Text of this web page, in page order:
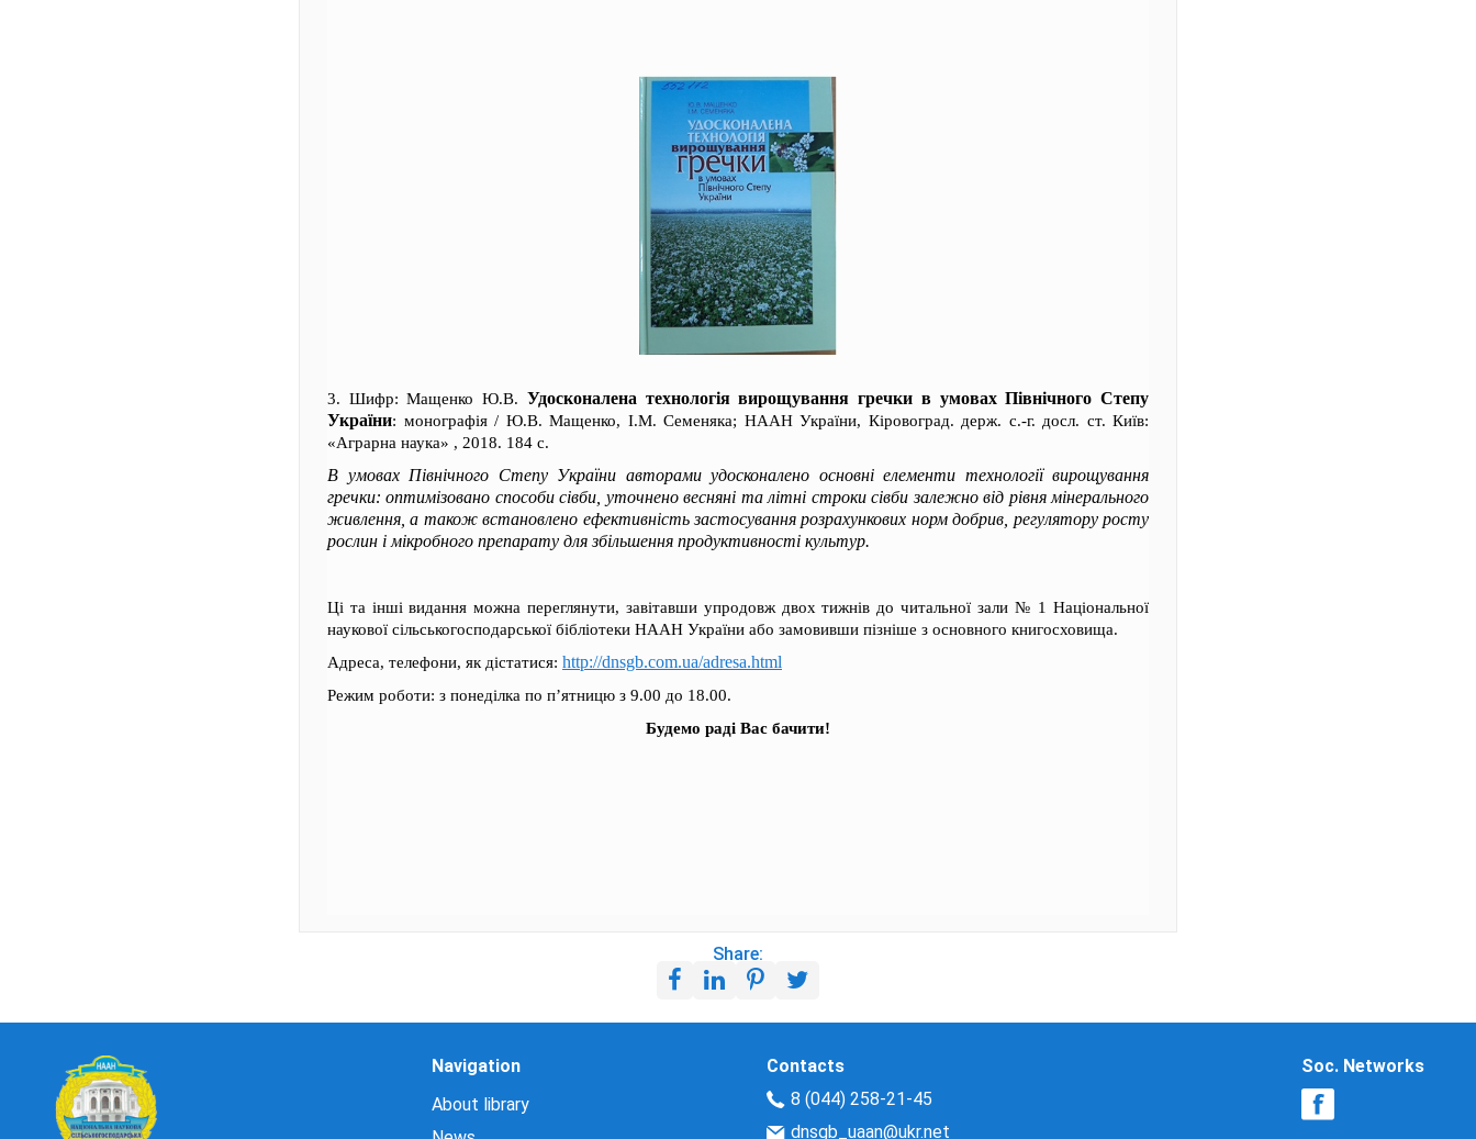
3. Шифр: Мащенко Ю.В. Удосконалена технологія вирощування гречки в умовах Північного Степу
України: монографія / Ю.В. Мащенко, І.М. Семеняка; НААН України, Кіровоград. держ. с.-г. досл. ст. Київ:
«Аграрна наука» , 2018. 184 с.
В умовах Північного Степу України авторами удосконалено основні елементи технології вирощування
гречки: оптимізовано способи сівби, уточнено весняні та літні строки сівби залежно від рівня мінерального
живлення, а також встановлено ефективність застосування розрахункових норм добрив, регулятору росту
рослин і мікробного препарату для збільшення продуктивності культур.
Ці та інші видання можна переглянути, завітавши упродовж двох тижнів до читальної зали № 1 Національної
наукової сільськогосподарської бібліотеки НААН України або замовивши пізніше з основного книгосховища.
Адреса, телефони, як дістатися: http://dnsgb.com.ua/adresa.html
Режим роботи: з понеділка по п’ятницю з 9.00 до 18.00.
Будемо раді Вас бачити!
Share:
Navigation
About library
Contacts
8 (044) 258-21-45
dnsgb_uaan@ukr.net
Soc. Networks